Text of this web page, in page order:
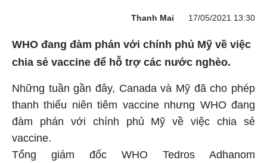
Thanh Mai 17/05/2021 13:30
WHO đang đàm phán với chính phủ Mỹ về việc
chia sẻ vaccine để hỗ trợ các nước nghèo.
Những tuần gần đây, Canada và Mỹ đã cho phép
thanh thiếu niên tiêm vaccine nhưng WHO đang
đàm phán với chính phủ Mỹ về việc chia sẻ
vaccine.
Tổng giám đốc WHO Tedros Adhanom